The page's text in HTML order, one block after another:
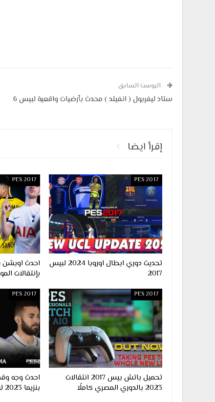
البوست السابق
ستاد ليفربول ( انفيلد ) محدث بأرضيات واقعية لبيس 6
إقرأ ايضا
PES 2017
تحديث دوري ابطال اوروبا 2024 لبيس
2017
PES 2017
بإنتقالات
PES 2017
تحميل باتش بيس 2017 انتقالات
2023 بالدوري المصري كاملًا
PES 2017
احدث وجه
بنزيما 2023 لبيس 2017